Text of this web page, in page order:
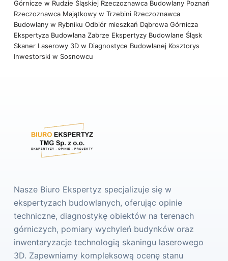
Górnicze w Rudzie Śląskiej Rzeczoznawca Budowlany Poznań
Rzeczoznawca Majątkowy w Trzebini Rzeczoznawca
Budowlany w Rybniku Odbiór mieszkań Dąbrowa Górnicza
Ekspertyza Budowlana Zabrze Ekspertyzy Budowlane Śląsk
Skaner Laserowy 3D w Diagnostyce Budowlanej Kosztorys
Inwestorski w Sosnowcu
Nasze Biuro Ekspertyz specjalizuje się w
ekspertyzach budowlanych, oferując opinie
techniczne, diagnostykę obiektów na terenach
górniczych, pomiary wychyleń budynków oraz
inwentaryzacje technologią skaningu laserowego
3D. Zapewniamy kompleksową ocenę stanu